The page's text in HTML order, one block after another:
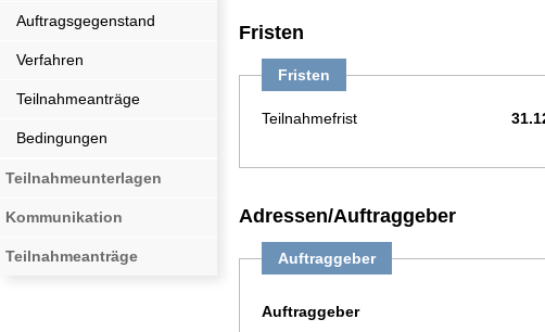
Auftragsgegenstand
Verfahren
Teilnahmeanträge
Bedingungen
Teilnahmeunterlagen
Kommunikation
Teilnahmeanträge
Fristen
Fristen
Teilnahmefrist
Adressen/Auftraggeber
Auftraggeber
Auftraggeber